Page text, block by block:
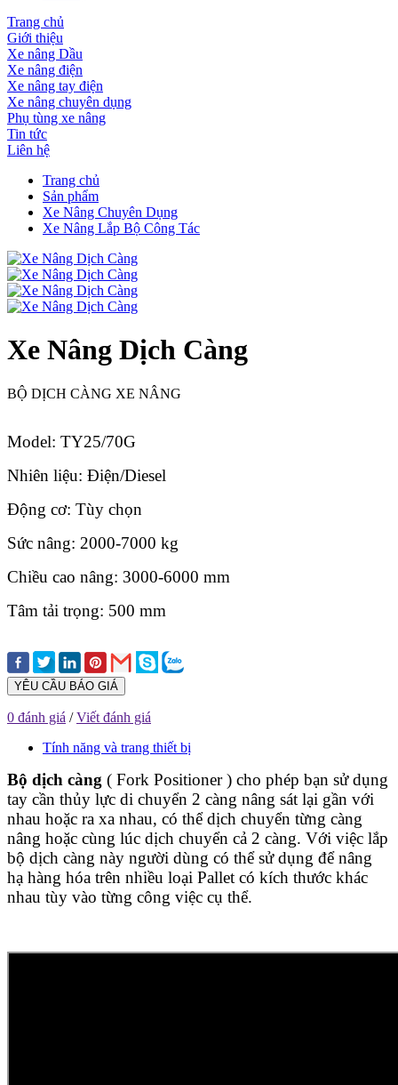
Trang chủ
Giới thiệu
Xe nâng Dầu
Xe nâng điện
Xe nâng tay điện
Xe nâng chuyên dụng
Phụ tùng xe nâng
Tin tức
Liên hệ
Trang chủ
Sản phẩm
Xe Nâng Chuyên Dụng
Xe Nâng Lắp Bộ Công Tác
Xe Nâng Dịch Càng
BỘ DỊCH CÀNG XE NÂNG
Model: TY25/70G
Nhiên liệu: Điện/Diesel
Động cơ: Tùy chọn
Sức nâng: 2000-7000 kg
Chiều cao nâng: 3000-6000 mm
Tâm tải trọng: 500 mm
YÊU CẦU BÁO GIÁ
0 đánh giá /Viết đánh giá
Tính năng và trang thiết bị
Bộ dịch càng ( Fork Positioner ) cho phép bạn sử dụng
tay cần thủy lực di chuyển 2 càng nâng sát lại gần với
nhau hoặc ra xa nhau, có thể dịch chuyển từng càng
nâng hoặc cùng lúc dịch chuyển cả 2 càng. Với việc lắp
bộ dịch càng này người dùng có thể sử dụng để nâng
hạ hàng hóa trên nhiều loại Pallet có kích thước khác
nhau tùy vào từng công việc cụ thể.